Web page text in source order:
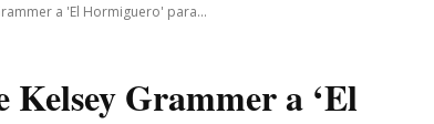
a 'El Hormiguero' para...
Kelsey Grammer a ‘El